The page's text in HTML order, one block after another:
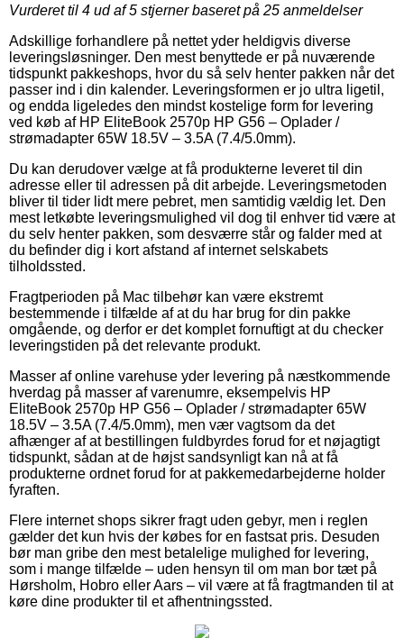
Vurderet til 4 ud af 5 stjerner baseret på 25 anmeldelser
Adskillige forhandlere på nettet yder heldigvis diverse
leveringsløsninger. Den mest benyttede er på nuværende
tidspunkt pakkeshops, hvor du så selv henter pakken når det
passer ind i din kalender. Leveringsformen er jo ultra ligetil,
og endda ligeledes den mindst kostelige form for levering
ved køb af HP EliteBook 2570p HP G56 – Oplader /
strømadapter 65W 18.5V – 3.5A (7.4/5.0mm).
Du kan derudover vælge at få produkterne leveret til din
adresse eller til adressen på dit arbejde. Leveringsmetoden
bliver til tider lidt mere pebret, men samtidig vældig let. Den
mest letkøbte leveringsmulighed vil dog til enhver tid være at
du selv henter pakken, som desværre står og falder med at
du befinder dig i kort afstand af internet selskabets
tilholdssted.
Fragtperioden på Mac tilbehør kan være ekstremt
bestemmende i tilfælde af at du har brug for din pakke
omgående, og derfor er det komplet fornuftigt at du checker
leveringstiden på det relevante produkt.
Masser af online varehuse yder levering på næstkommende
hverdag på masser af varenumre, eksempelvis HP
EliteBook 2570p HP G56 – Oplader / strømadapter 65W
18.5V – 3.5A (7.4/5.0mm), men vær vagtsom da det
afhænger af at bestillingen fuldbyrdes forud for et nøjagtigt
tidspunkt, sådan at de højst sandsynligt kan nå at få
produkterne ordnet forud for at pakkemedarbejderne holder
fyraften.
Flere internet shops sikrer fragt uden gebyr, men i reglen
gælder det kun hvis der købes for en fastsat pris. Desuden
bør man gribe den mest betalelige mulighed for levering,
som i mange tilfælde – uden hensyn til om man bor tæt på
Hørsholm, Hobro eller Aars – vil være at få fragtmanden til at
køre dine produkter til et afhentningssted.